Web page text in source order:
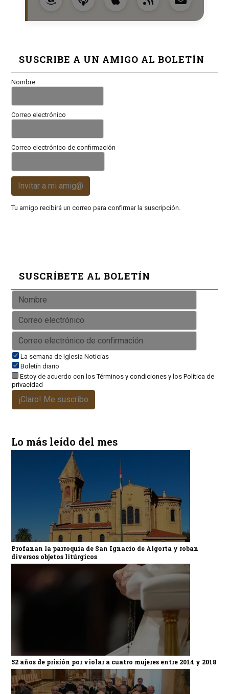
SUSCRIBE A UN AMIGO AL BOLETÍN
Nombre
Correo electrónico
Correo electrónico de confirmación
Invitar a mi amig@
Tu amigo recibirá un correo para confirmar la suscripción.
SUSCRÍBETE AL BOLETÍN
La semana de Iglesia Noticias
Boletín diario
Estoy de acuerdo con losTérminos y condicionesy los Política de
privacidad
¡Claro! Me suscribo
Lo más leído del mes
Profanan la parroquia de San Ignacio de Algorta y roban
diversos objetos litúrgicos
52 años de prisión por violar a cuatro mujeres entre 2014 y 2018